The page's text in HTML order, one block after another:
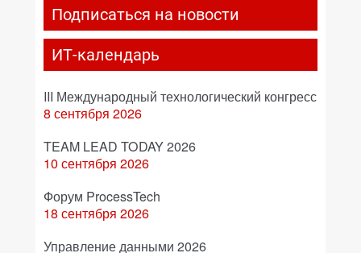
Подписаться на новости
ИТ-календарь
III Международный технологический конгресс
8 сентября 2026
TEAM LEAD TODAY 2026
10 сентября 2026
Форум ProcessTech
18 сентября 2026
Управление данными 2026